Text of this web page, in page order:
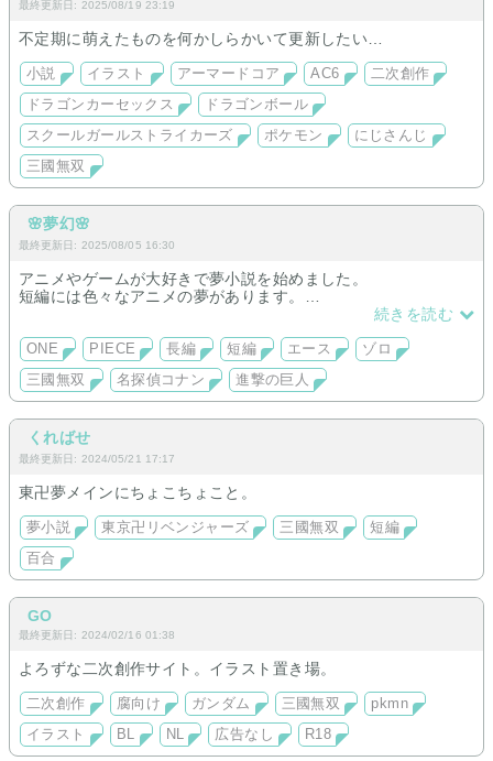
最終更新日: 2025/08/19 23:19
不定期に萌えたものを何かしらかいて更新したい…
小説 イラスト アーマードコア AC6
二次創作
ドラゴンカーセックス
ドラゴンボール
スクールガールストライカーズ
ポケモン
にじさんじ
三國無双
🌸夢幻🌸
最終更新日: 2025/08/05 16:30
アニメやゲームが大好きで夢小説を始めました。
短編には色々なアニメの夢があります。
続きを読む
ONE PIECE 長編 短編 エース
ゾロ
三國無双
名探偵コナン 進撃の巨人
くればせ
最終更新日: 2024/05/21 17:17
東卍夢メインにちょこちょこと。
夢小説 東京卍リベンジャーズ 三國無双
短編
百合
GO
最終更新日: 2024/02/16 01:38
よろずな二次創作サイト。イラスト置き場。
二次創作 腐向け ガンダム 三國無双
pkmn
イラスト
BL NL 広告なし R18